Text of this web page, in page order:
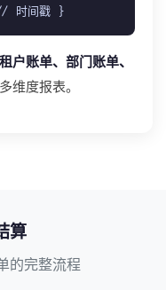
时间戳 }
租户账单、部门账单、
维度报表。
算
的完整流程